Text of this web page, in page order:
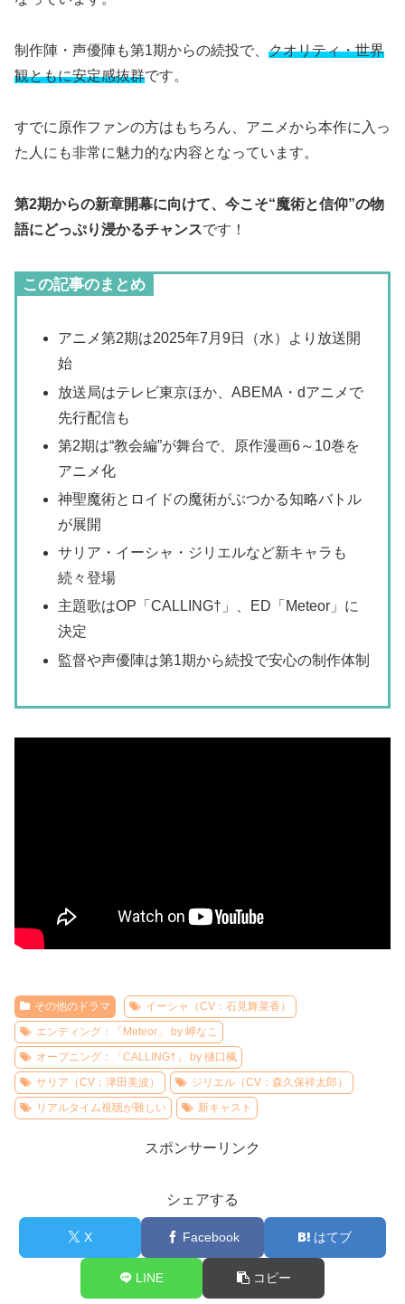
制作陣・声優陣も第1期からの続投で、 クオリティ・世界
観ともに安定感抜群です。
すでに原作ファンの方はもちろん、アニメから本作に入っ
た人にも非常に魅力的な内容となっています。
第2期からの新章開幕に向けて、今こそ“魔術と信仰”の物
語にどっぷり浸かるチャンスです！
この記事のまとめ
アニメ第2期は2025年7月9日（水）より放送開
始
放送局はテレビ東京ほか、ABEMA・dアニメで
先行配信も
第2期は“教会編”が舞台で、原作漫画6～10巻を
アニメ化
神聖魔術とロイドの魔術がぶつかる知略バトル
が展開
サリア・イーシャ・ジリエルなど新キャラも
続々登場
主題歌はOP「CALLING†」、ED「Meteor」に
決定
監督や声優陣は第1期から続投で安心の制作体制
その他のドラマ
イーシャ（CV：石見舞菜香）
エンディング：「Meteor」 by 岬なこ
オープニング：「CALLING†」 by 樋口楓
サリア（CV：津田美波）
ジリエル（CV：森久保祥太郎）
リアルタイム視聴が難しい
新キャスト
スポンサーリンク
シェアする
X Facebook はてブ
LINE コピー